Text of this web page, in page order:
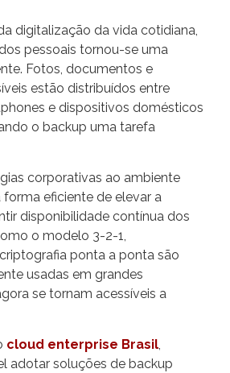
digitalização da vida cotidiana,
pessoais tornou-se uma
Fotos, documentos e
estão distribuídos entre
e dispositivos domésticos
o backup uma tarefa
corporativas ao ambiente
eficiente de elevar a
disponibilidade contínua dos
o modelo 3-2-1,
ponta a ponta são
usadas em grandes
se tornam acessíveis a
cloud enterprise Brasil
adotar soluções de backup